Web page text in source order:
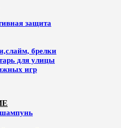
защита
брелки
для улицы
игр